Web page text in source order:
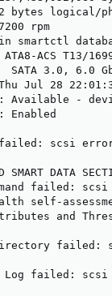
bytes logical/
rpm
smartctl
ACS T13/
SATA 3.0, 6.0
Jul 28
Available -
Enabled
failed: scsi
SMART DATA
failed:
self-
and
Directory
Log failed: